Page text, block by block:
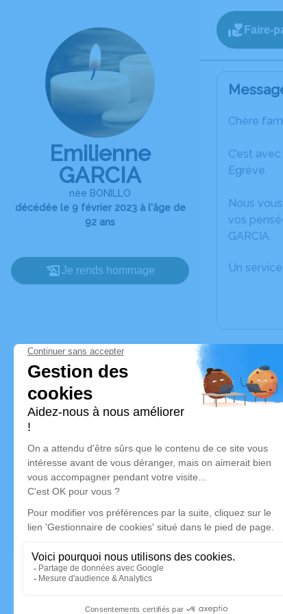
Emilienne
GARCIA
née BONILLO
décédée le 9 février 2023 à l'âge de
92 ans
Je rends hommage
Faire-
Chère
C’est
Egrève.
Nous
vos
GARCIA.
Un